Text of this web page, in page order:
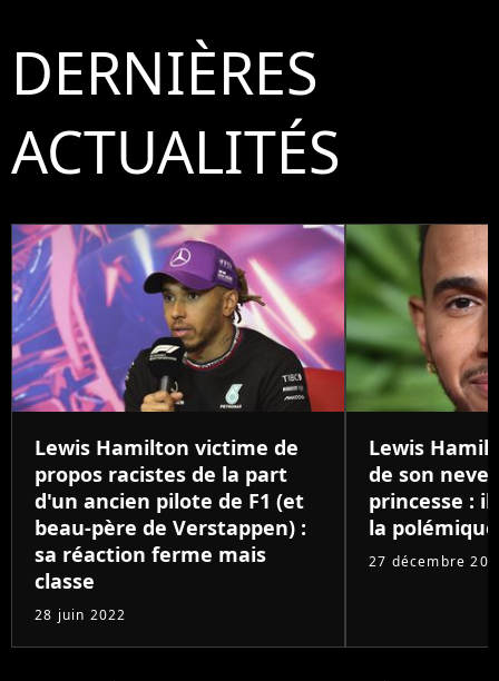
DERNIÈRES
ACTUALITÉS
Lewis Hamilton victime de
propos racistes de la part
d'un ancien pilote de F1 (et
beau-père de Verstappen) :
sa réaction ferme mais
classe
28 juin 2022
Lewis
de son
princesse : il
la polémique
27 décembre